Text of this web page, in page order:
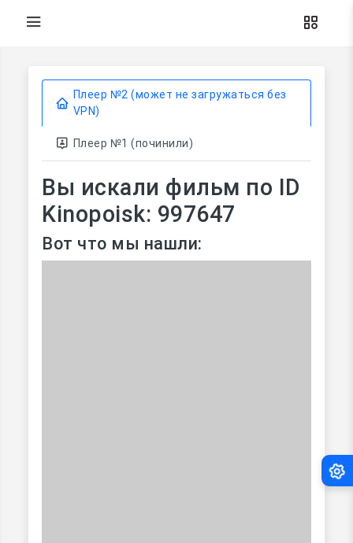
Плеер №2 (может не загружаться без
VPN)
Плеер №1 (починили)
Вы искали фильм по ID
Kinopoisk: 997647
Вот что мы нашли: